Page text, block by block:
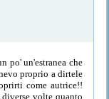
po' un'estranea che
proprio a dirtele
come autrice!!
volte quanto